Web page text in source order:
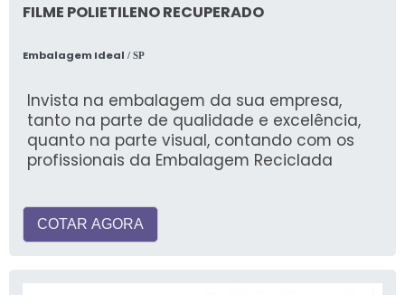
FILME POLIETILENO RECUPERADO
Embalagem Ideal / SP
Invista na embalagem da sua empresa,
tanto na parte de qualidade e excelência,
quanto na parte visual, contando com os
profissionais da Embalagem Reciclada
COTAR AGORA